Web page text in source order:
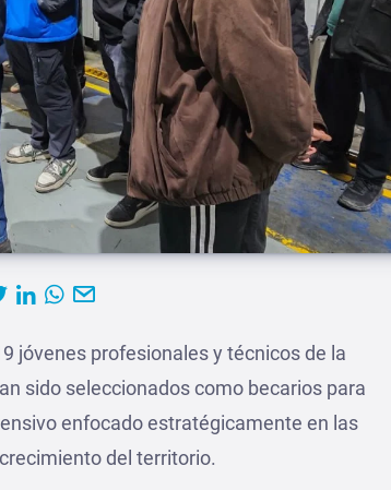
jóvenes profesionales y técnicos de la
sido seleccionados como becarios para
enfocado estratégicamente en las
del territorio.